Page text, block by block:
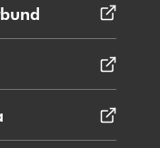
Öppnas
i
i